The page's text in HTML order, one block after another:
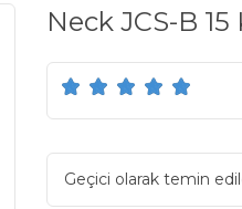
Neck JCS-B
Geçici olarak temin